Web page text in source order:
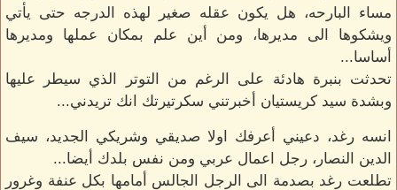
مساء البارحه، هل يكون عقله صغير لهذه الدرجه حتى يأتي
ويشكوها الى مديرها، ومن أين علم بمكان عملها ومديرها
أساسا...
تحدثت بنبرة هادئة على الرغم من التوتر الذي سيطر عليها
وبشدة سيد كريستيان أخبرتني سكرتيرتك انك تريدني...
انسه رغد، دعيني أعرفك اولا صديقي وشريكي الجديد، سيف
الدين النصار، رجل اعمال عربي ومن نفس بلدك أيضا...
تطلعت رغد بصدمة الى الرجل الجالس أمامها بكل عنفة وغرور